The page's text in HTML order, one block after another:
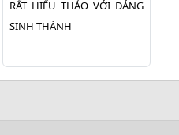
RẤT HIẾU THẢO VỚI ĐÁNG
SINH THÀNH